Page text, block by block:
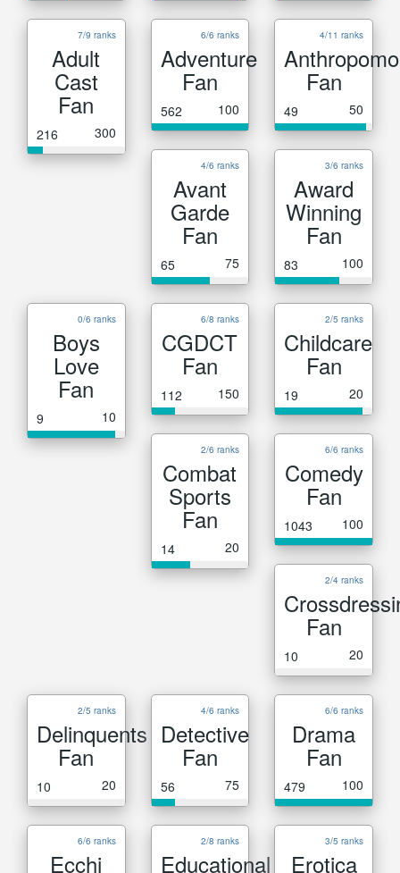
7/9 ranks
Adult
Cast
Fan
216 300
6/6 ranks
Adventure
Fan
562 100
4/11 ranks
Fan
49 50
4/6 ranks
Avant
Garde
Fan
65 75
3/6 ranks
Award
Winning
Fan
83 100
0/6 ranks
Boys
Love
Fan
9 10
6/8 ranks
CGDCT
Fan
112 150
2/5 ranks
Childcare
Fan
19 20
2/6 ranks
Combat
Sports
Fan
14 20
6/6 ranks
Comedy
Fan
1043 100
2/4 ranks
Fan
10 20
2/5 ranks
Delinquents
Fan
10 20
4/6 ranks
Detective
Fan
56 75
6/6 ranks
Drama
Fan
479 100
6/6 ranks
Ecchi
2/8 ranks
Educational
3/5 ranks
Erotica